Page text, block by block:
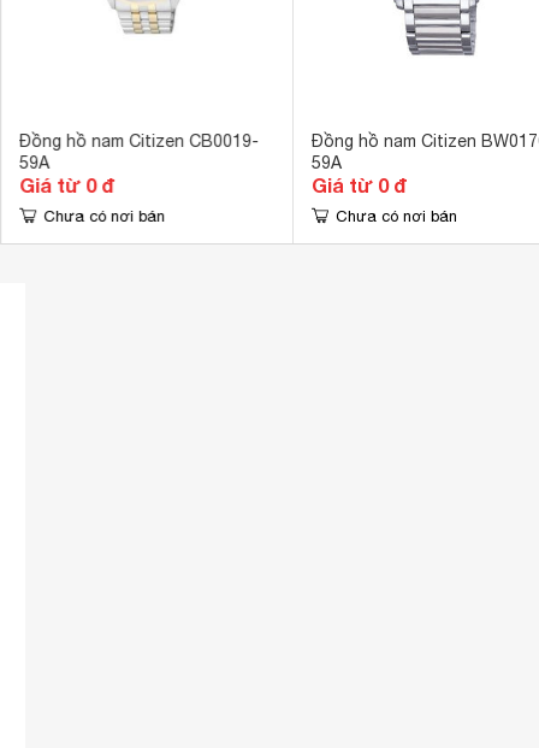
Đồng hồ nam Citizen CB0019-
59A
Giá từ 0 đ
Chưa có nơi bán
Đồng hồ nam Citizen
59A
Giá từ 0 đ
Chưa có nơi bán